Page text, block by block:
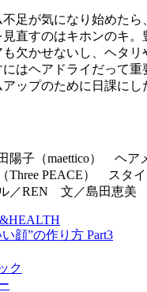
足が気になり始めたら
直すのはキホンのキ。
欠かせないし、ヘタリ
はヘアドライだって重
ップのために日課にし
陽子（maettico） ヘア
Three PEACE） スタ
／REN 文／島田恵美
顔”の作り方 Part3
ク